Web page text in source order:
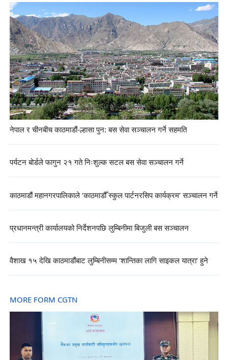
नेपाल र चीनबीच काठमाडौं-ल्हासा पुन: बस सेवा सञ्चालन गर्ने सहमति
पर्यटन बोर्डले फागुन २१ गते निःशुल्क सटल बस सेवा सञ्चालन गर्ने
काठमाडौं महानगरपालिकाले ‘काठमाडौँ स्कुल पार्टनरसिप कार्यक्रम’ सञ्चालन गर्ने
प्रधानमन्त्री कार्यालयको निर्देशनपछि लुम्बिनीमा बिजुली बस सञ्चालन
वैशाख १५ देखि काठमाडौंबाट लुम्बिनीसम्म ‘शान्तिका लागि साइकल यात्रा’ हुने
MORE FORM CGTN